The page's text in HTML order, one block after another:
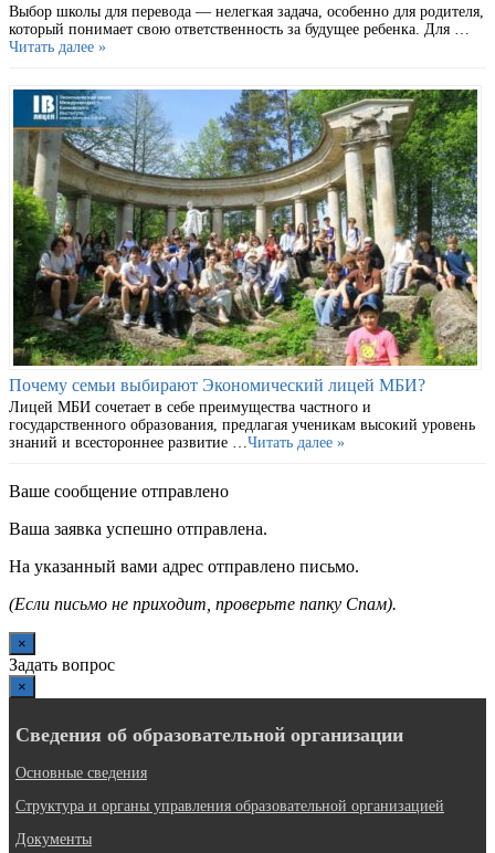
Выбор школы для перевода — нелегкая задача, особенно для родителя,
который понимает свою ответственность за будущее ребенка. Для …
Читать далее »
Почему семьи выбирают Экономический лицей МБИ?
Лицей МБИ сочетает в себе преимущества частного и
государственного образования, предлагая ученикам высокий уровень
знаний и всестороннее развитие … Читать далее »
Ваше сообщение отправлено
Ваша заявка успешно отправлена.
На указанный вами адрес отправлено письмо.
(Если письмо не приходит, проверьте папку Спам).
×
Задать вопрос
×
Сведения об образовательной организации
Основные сведения
Структура и органы управления образовательной организацией
Документы